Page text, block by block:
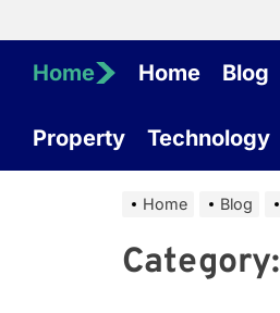
Home Home Blog
Property Technology
Home Blog
Category: